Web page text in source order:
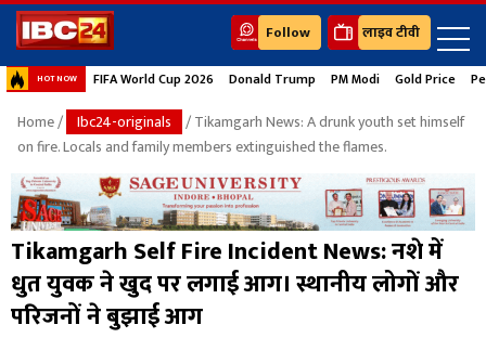
Follow लाइव टीवी
HOT NOW FIFA World Cup 2026 Donald Trump PM Modi Gold Price
Home/ Ibc24-originals
/ Tikamgarh News: A drunk youth set himself
on fire. Locals and family members extinguished the flames.
Tikamgarh Self Fire Incident News: नशे में
धुत युवक ने खुद पर लगाई आग। स्थानीय लोगों और
परिजनों ने बुझाई आग